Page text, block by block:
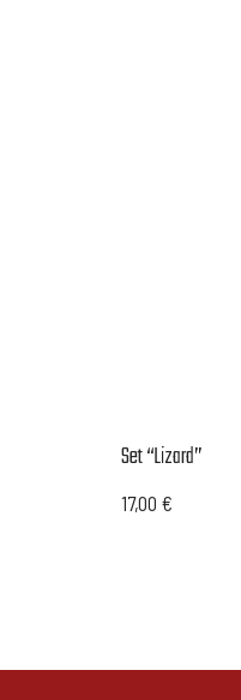
Set “Lizard”
17,00 €